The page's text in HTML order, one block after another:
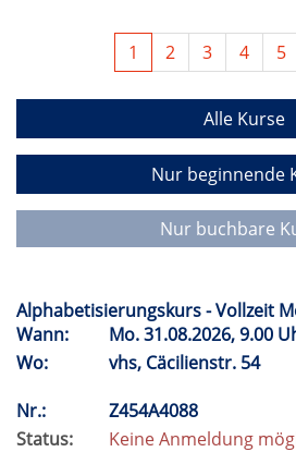
1 2 3 4 5
Alle Kurse
Nur beginnende
Nur buchbare
Alphabetisierungskurs - Vollzeit
Wann:
Mo.31.08.2026, 9.00
Wo:
vhs, Cäcilienstr. 54
Nr.:
Z454A4088
Status:
Keine Anmeldung